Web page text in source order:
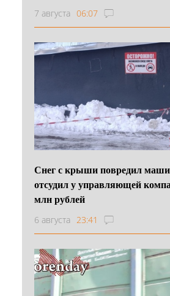
7 августа 06:07
Снег с крыши повредил
отсудил у управляющей
млн рублей
6 августа 23:41